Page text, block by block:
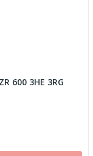
600 3HE 3RG